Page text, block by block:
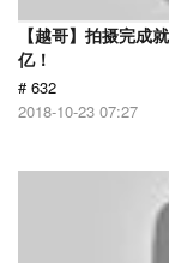
【越哥】拍摄完成
亿！
# 632
2018-10-23 07:27